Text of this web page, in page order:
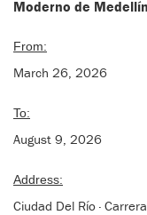
Moderno de
From:
March 26, 2026
To:
August 9, 2026
Address:
Ciudad Del Río ·